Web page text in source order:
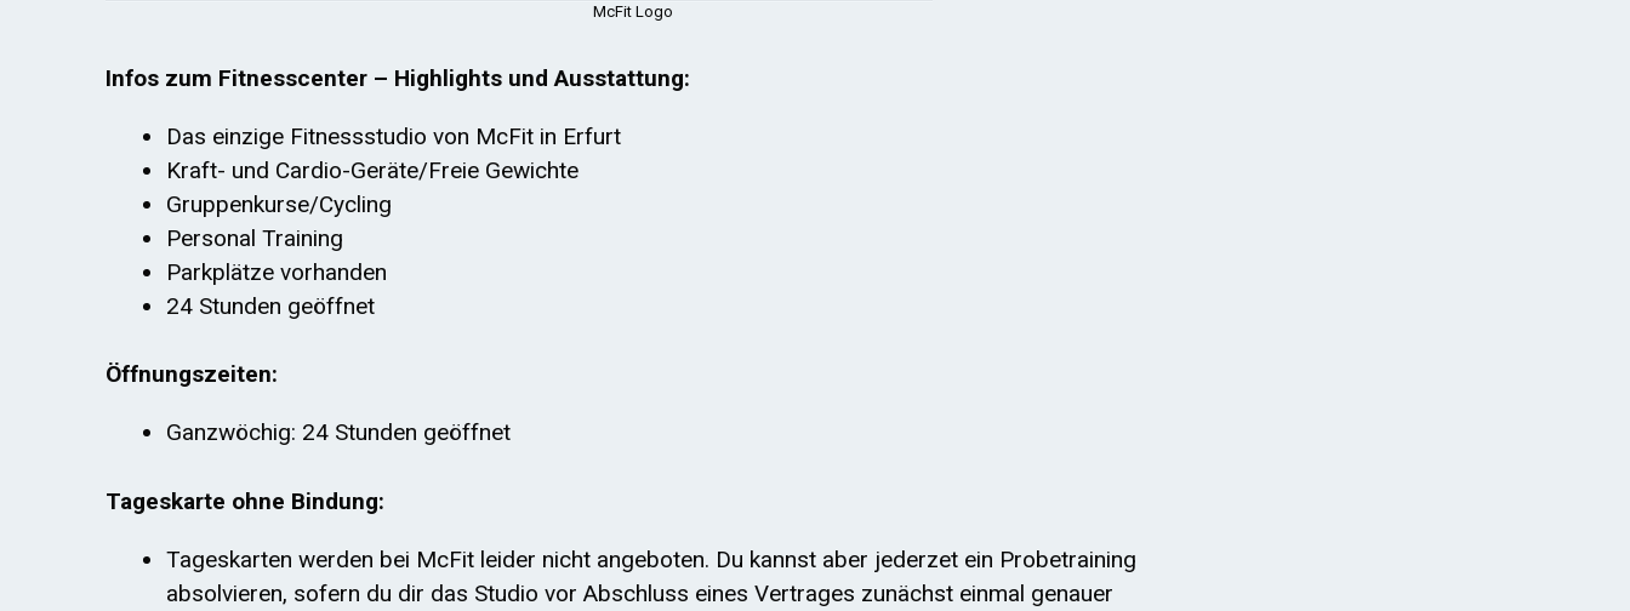
McFit Logo
Infos zum Fitnesscenter – Highlights und Ausstattung:
Das einzige Fitnessstudio von McFit in Erfurt
Kraft- und Cardio-Geräte/Freie Gewichte
Gruppenkurse/Cycling
Personal Training
Parkplätze vorhanden
24 Stunden geöffnet
Öffnungszeiten:
Ganzwöchig: 24 Stunden geöffnet
Tageskarte ohne Bindung:
Tageskarten werden bei McFit leider nicht angeboten. Du kannst aber jederzet ein Probetraining
absolvieren, sofern du dir das Studio vor Abschluss eines Vertrages zunächst einmal genauer